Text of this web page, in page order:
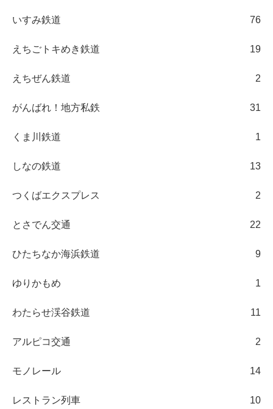
いすみ鉄道 76
えちごトキめき鉄道 19
えちぜん鉄道 2
がんばれ！地方私鉄 31
くま川鉄道 1
しなの鉄道 13
つくばエクスプレス 2
とさでん交通 22
ひたちなか海浜鉄道 9
ゆりかもめ 1
わたらせ渓谷鉄道 11
アルピコ交通 2
モノレール 14
レストラン列車 10